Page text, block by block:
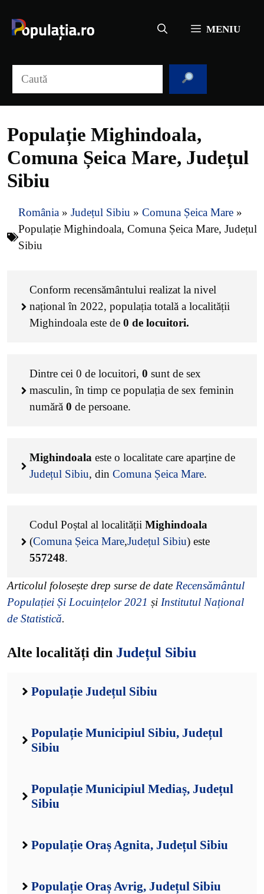
conținut
MENIU
Populație Mighindoala,
Comuna Șeica Mare, Județul
Sibiu
România » Județul Sibiu » Comuna Șeica Mare »
Populație Mighindoala, Comuna Șeica Mare, Județul
Sibiu
Conform recensământului realizat la nivel
național în 2022, populația totală a localității
Mighindoala este de 0 de locuitori.
Dintre cei 0 de locuitori, 0 sunt de sex
masculin, în timp ce populația de sex feminin
numără 0 de persoane.
Mighindoala este o localitate care aparține de
Județul Sibiu, din Comuna Șeica Mare.
Codul Poștal al localității Mighindoala
(Comuna Șeica Mare,Județul Sibiu) este
557248.
Articolul folosește drep surse de date Recensământul
Populației Și Locuințelor 2021 și Institutul Național
de Statistică.
Alte localități din Județul Sibiu
Populație Județul Sibiu
Populație Municipiul Sibiu, Județul
Sibiu
Populație Municipiul Mediaș, Județul
Sibiu
Populație Oraș Agnita, Județul Sibiu
Populație Oraș Avrig, Județul Sibiu